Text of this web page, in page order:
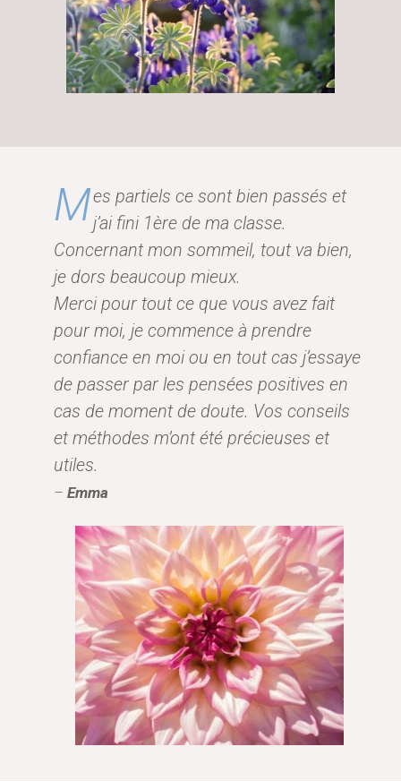
Mes partiels ce sont bien passés et
j’ai fini 1ère de ma classe.
Concernant mon sommeil, tout va bien,
je dors beaucoup mieux.
Merci pour tout ce que vous avez fait
pour moi, je commence à prendre
confiance en moi ou en tout cas j’essaye
de passer par les pensées positives en
cas de moment de doute. Vos conseils
et méthodes m’ont été précieuses et
utiles.
– Emma